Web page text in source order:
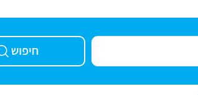
חיפוש